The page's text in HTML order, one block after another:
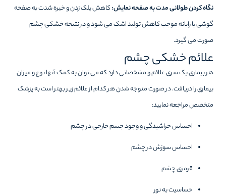
نگاه کردن طولانی مدت به صفحه نمایش: کاهش پلک زدن و خیره شدت به صفحه
گوشی یا رایانه موجب کاهش تولید اشک می شود و در نتیجه خشکی چشم
صورت می گیرد.
علائم خشکی چشم
هر بیماری یک سری علائم و مشخصاتی دارد که می توان به کمک آنها نوع و میزان
بیماری را دریافت. در صورت متوجه شدن هر کدام از علائم زیر بهتر است به پزشک
متخصص مراجعه نمایید:
احساس خراشیدگی و وجود جسم خارجی در چشم
احساس سوزش در چشم
قرمزی چشم
حساسیت به نور